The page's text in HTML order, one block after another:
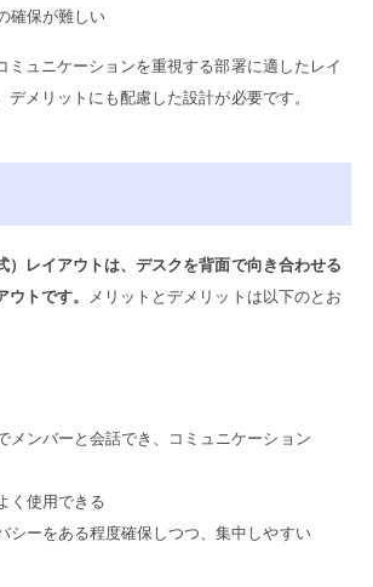
確保が難しい
ミュニケーションを重視する部署に適したレイ
デメリットにも配慮した設計が必要です。
）レイアウトは、デスクを背面で向き合わせる
ウトです。
メリットとデメリットは以下のとお
メンバーと会話でき、コミュニケーション
く使用できる
シーをある程度確保しつつ、集中しやすい